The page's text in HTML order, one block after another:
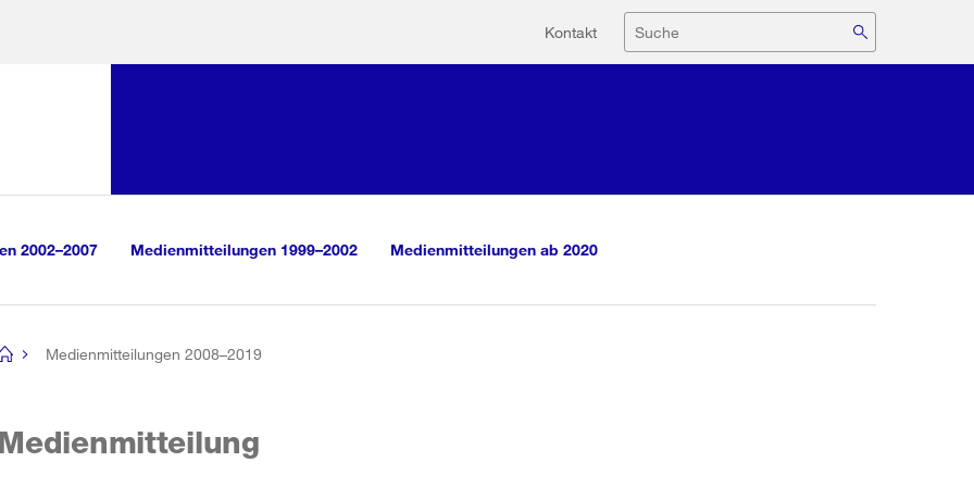
Hilfsnavigation
Kontakt Suche
2002–2007 Medienmitteilungen 1999–2002 Medienmitteilungen ab 2020
Medienmitteilungen 2008–2019